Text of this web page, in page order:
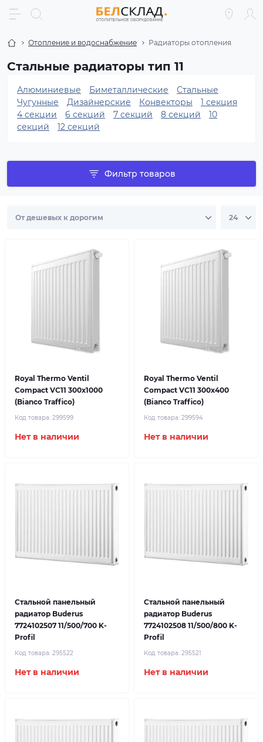
Отопление и водоснабжение Радиаторы отопления
Стальные радиаторы тип 11
Алюминиевые Биметаллические
Стальные
Чугунные
Дизайнерские Конвекторы
1 секция
4 секции
6 секций 7 секций 8 секций
10
секций
12 секций
Фильтр товаров
Royal Thermo Ventil
Compact VC11 300x1000
(Bianco Traffico)
Код товара: 299599
Нет в наличии
Royal Thermo Ventil
Compact VC11 300x400
(Bianco Traffico)
Код товара: 299594
Нет в наличии
Стальной панельный
радиатор Buderus
7724102507 11/500/700 K-
Profil
Код товара: 295522
Нет в наличии
Стальной панельный
радиатор Buderus
7724102508 11/500/800 K-
Profil
Код товара: 295521
Нет в наличии